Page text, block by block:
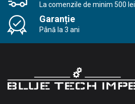
La comenzile de minim 500 lei
Garanție
Până la 3 ani